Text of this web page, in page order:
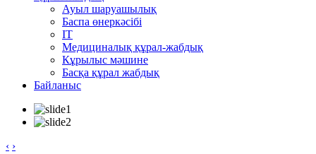
Ауыл шаруашылық
Баспа өнеркәсібі
IT
Медициналық құрал-жабдық
Кұрылыс мәшине
Басқа құрал жабдық
Байланыс
‹ ›